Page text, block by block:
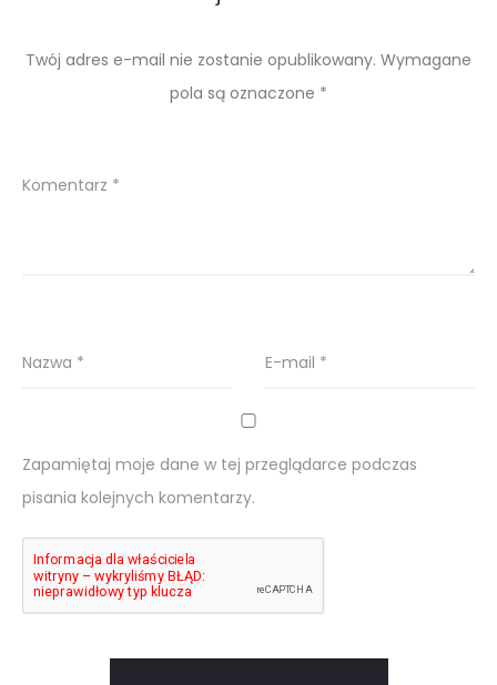
Twój adres e-mail nie zostanie opublikowany. Wymagane
pola są oznaczone *
Komentarz *
Nazwa * E-mail *
Zapamiętaj moje dane w tej przeglądarce podczas
pisania kolejnych komentarzy.